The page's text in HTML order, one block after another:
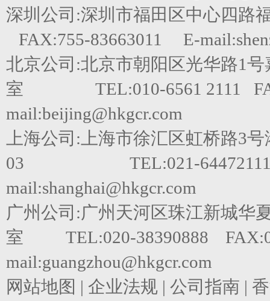
深圳公司:深圳市福田区中心四路
FAX:755-83663011 E-
北京公司:北京市朝阳区光华路1号
室 TEL:010-6561 2111
mail:beijing@hkgcr.com
上海公司:上海市徐汇区虹桥路3
03 TEL:021-64472111
mail:shanghai@hkgcr.com
广州公司:广州天河区珠江新城华
室 TEL:020-38390888
mail:guangzhou@hkgcr.com
网站地图 | 企业法规 | 公司指南 |